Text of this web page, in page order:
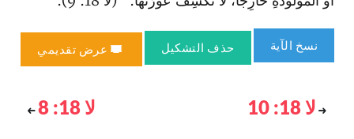
نسخ الآية حذف التشكيل عرض تقديمي
لا 18: 10 لا 18: 8